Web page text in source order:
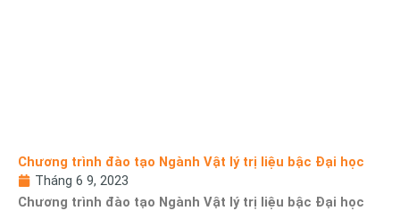
Chương trình đào tạo Ngành Vật lý trị liệu bậc Đại học
Tháng 6 9, 2023
Chương trình đào tạo Ngành Vật lý trị liệu bậc Đại học